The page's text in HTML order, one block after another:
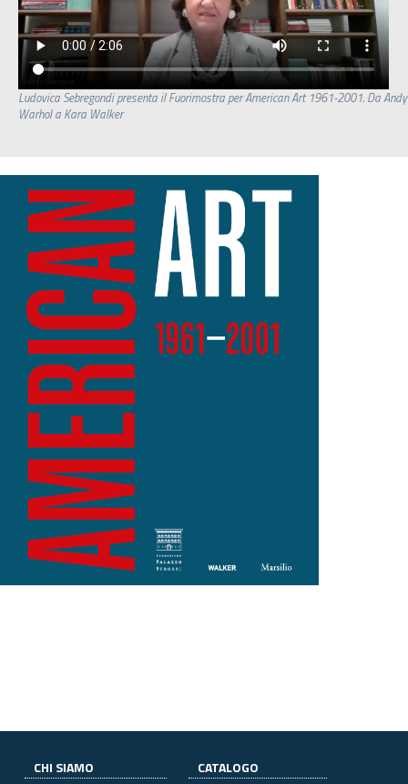
Ludovica Sebregondi presenta il Fuorimostra per American Art 1961-2001. Da Andy
Warhol a Kara Walker
CHI SIAMO
CATALOGO